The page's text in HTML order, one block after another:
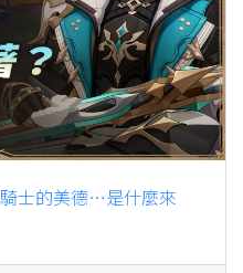
士的美德…是什麼來